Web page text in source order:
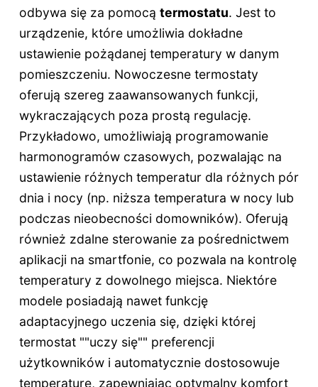
odbywa się za pomocą termostatu. Jest to
urządzenie, które umożliwia dokładne
ustawienie pożądanej temperatury w danym
pomieszczeniu. Nowoczesne termostaty
oferują szereg zaawansowanych funkcji,
wykraczających poza prostą regulację.
Przykładowo, umożliwiają programowanie
harmonogramów czasowych, pozwalając na
ustawienie różnych temperatur dla różnych pór
dnia i nocy (np. niższa temperatura w nocy lub
podczas nieobecności domowników). Oferują
również zdalne sterowanie za pośrednictwem
aplikacji na smartfonie, co pozwala na kontrolę
temperatury z dowolnego miejsca. Niektóre
modele posiadają nawet funkcję
adaptacyjnego uczenia się, dzięki której
termostat ""uczy się"" preferencji
użytkowników i automatycznie dostosowuje
temperaturę, zapewniając optymalny komfort